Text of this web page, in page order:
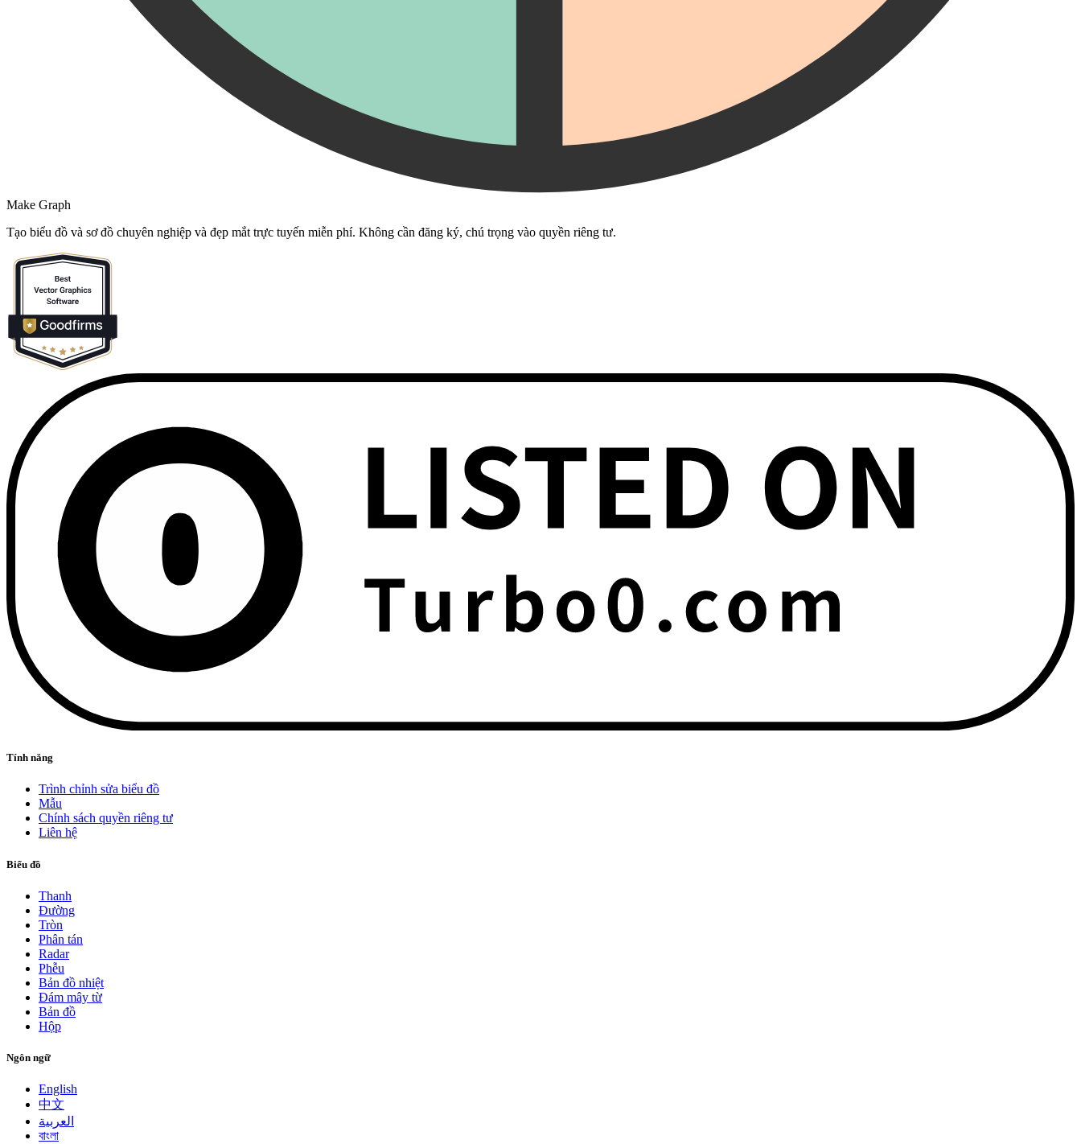
Make Graph
Tạo biểu đồ và sơ đồ chuyên nghiệp và đẹp mắt trực tuyến miễn phí. Không cần đăng ký, chú trọng vào quyền riêng tư.
Tính năng
Trình chỉnh sửa biểu đồ
Mẫu
Chính sách quyền riêng tư
Liên hệ
Biểu đồ
Thanh
Đường
Tròn
Phân tán
Radar
Phễu
Bản đồ nhiệt
Đám mây từ
Bản đồ
Hộp
Ngôn ngữ
English
中文
العربية
বাংলা